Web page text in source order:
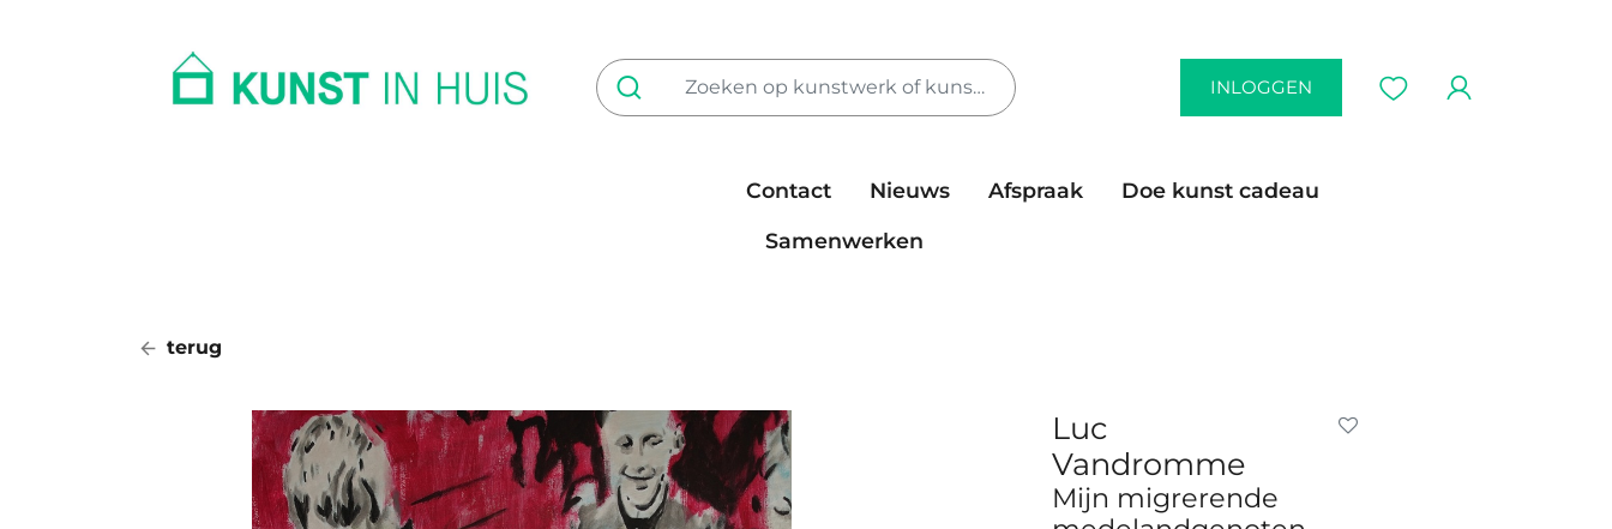
INLOGGEN
Contact Nieuws Afspraak
Doe kunst cadeau
Samenwerken
terug
Luc
Vandromme
Mijn migrerende